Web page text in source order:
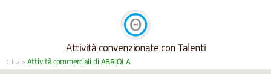
Attività convenzionate con Talenti
Città >Attività commerciali di ABRIOLA